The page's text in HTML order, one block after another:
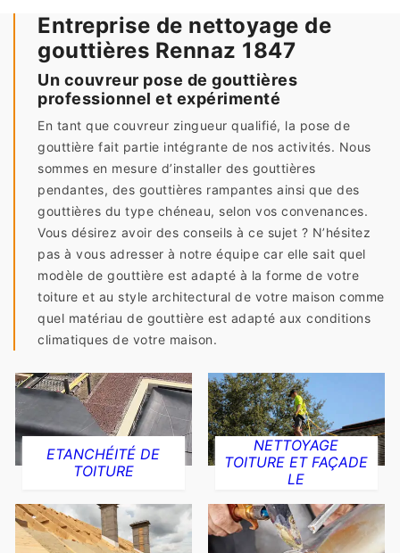
Entreprise de nettoyage de
gouttières Rennaz 1847
Un couvreur pose de gouttières
professionnel et expérimenté
En tant que couvreur zingueur qualifié, la pose de
gouttière fait partie intégrante de nos activités. Nous
sommes en mesure d’installer des gouttières
pendantes, des gouttières rampantes ainsi que des
gouttières du type chéneau, selon vos convenances.
Vous désirez avoir des conseils à ce sujet ? N’hésitez
pas à vous adresser à notre équipe car elle sait quel
modèle de gouttière est adapté à la forme de votre
toiture et au style architectural de votre maison comme
quel matériau de gouttière est adapté aux conditions
climatiques de votre maison.
ETANCHÉITÉ DE
TOITURE
NETTOYAGE
TOITURE ET FAÇADE
LE